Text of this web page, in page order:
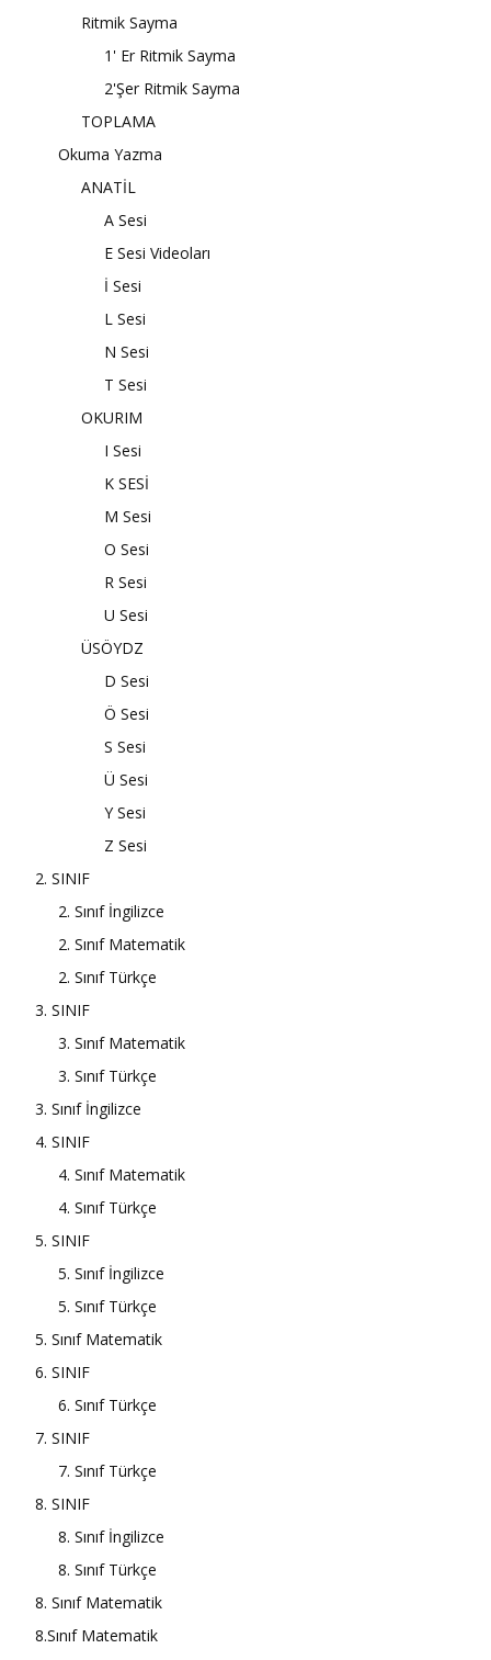
Ritmik Sayma
1' Er Ritmik Sayma
2'Şer Ritmik Sayma
TOPLAMA
Okuma Yazma
ANATİL
A Sesi
E Sesi Videoları
İ Sesi
L Sesi
N Sesi
T Sesi
OKURIM
I Sesi
K SESİ
M Sesi
O Sesi
R Sesi
U Sesi
ÜSÖYDZ
D Sesi
Ö Sesi
S Sesi
Ü Sesi
Y Sesi
Z Sesi
2. SINIF
2. Sınıf İngilizce
2. Sınıf Matematik
2. Sınıf Türkçe
3. SINIF
3. Sınıf Matematik
3. Sınıf Türkçe
3. Sınıf İngilizce
4. SINIF
4. Sınıf Matematik
4. Sınıf Türkçe
5. SINIF
5. Sınıf İngilizce
5. Sınıf Türkçe
5. Sınıf Matematik
6. SINIF
6. Sınıf Türkçe
7. SINIF
7. Sınıf Türkçe
8. SINIF
8. Sınıf İngilizce
8. Sınıf Türkçe
8. Sınıf Matematik
8.Sınıf Matematik